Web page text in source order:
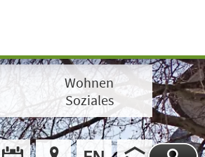
Wohnen
Soziales